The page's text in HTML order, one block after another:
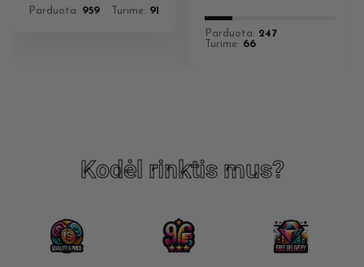
Parduota: 959 Turime: 91
Parduota: 247
Turime: 66
Kodėl rinktis mus?